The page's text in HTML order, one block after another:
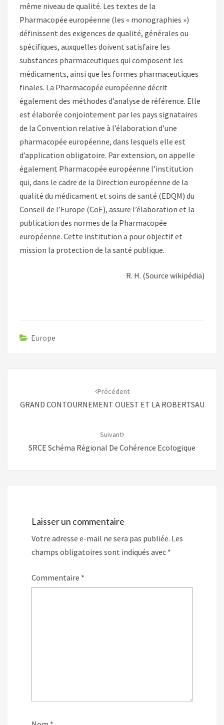
même niveau de qualité. Les textes de la
Pharmacopée européenne (les « monographies »)
définissent des exigences de qualité, générales ou
spécifiques, auxquelles doivent satisfaire les
substances pharmaceutiques qui composent les
médicaments, ainsi que les formes pharmaceutiques
finales. La Pharmacopée européenne décrit
également des méthodes d’analyse de référence. Elle
est élaborée conjointement par les pays signataires
de la Convention relative à l’élaboration d’une
pharmacopée européenne, dans lesquels elle est
d’application obligatoire. Par extension, on appelle
également Pharmacopée européenne l’institution
qui, dans le cadre de la Direction européenne de la
qualité du médicament et soins de santé (EDQM) du
Conseil de l’Europe (CoE), assure l’élaboration et la
publication des normes de la Pharmacopée
européenne. Cette institution a pour objectif et
mission la protection de la santé publique.
R. H. (Source wikipédia)
Europe
Précédent
GRAND CONTOURNEMENT OUEST ET LA ROBERTSAU
Suivant
SRCE Schéma Régional De Cohérence Ecologique
Laisser un commentaire
Votre adresse e-mail ne sera pas publiée. Les
champs obligatoires sont indiqués avec *
Commentaire *